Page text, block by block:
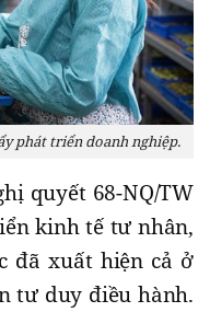
phát triển doanh nghiệp.
quyết 68-NQ/TW
kinh tế tư nhân,
đã xuất hiện cả ở
tư duy điều hành.